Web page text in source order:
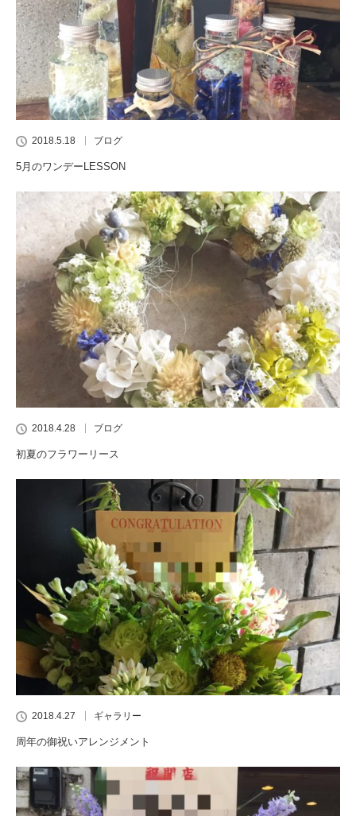
2018.5.18 ブログ
5月のワンデーLESSON
2018.4.28 ブログ
初夏のフラワーリース
2018.4.27 ギャラリー
周年の御祝いアレンジメント